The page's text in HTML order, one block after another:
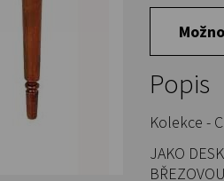
Popis
Kolekce -
JAKO